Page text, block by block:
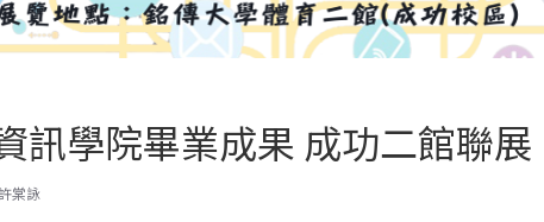
訊學院畢業成果 成功二館聯展
棠詠